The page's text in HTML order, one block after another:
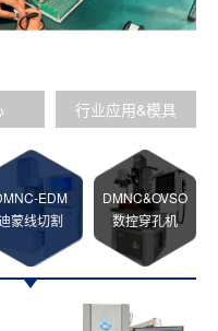
行业应用&模具
EDM
蒙线切割
DMNC&OVSO
数控穿孔机